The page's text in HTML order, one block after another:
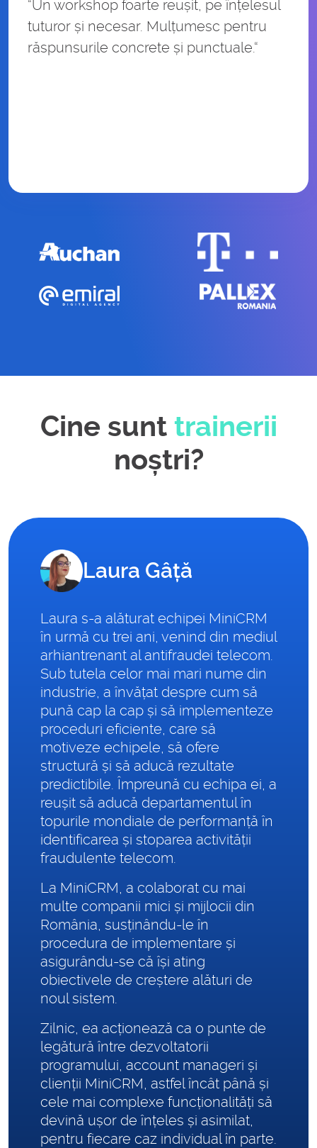
“Un workshop foarte reușit, pe înțelesul
tuturor și necesar. Mulțumesc pentru
răspunsurile concrete și punctuale.“
Cine sunt trainerii
noștri?
Laura Gâță
Laura s-a alăturat echipei MiniCRM
în urmă cu trei ani, venind din mediul
arhiantrenant al antifraudei telecom.
Sub tutela celor mai mari nume din
industrie, a învățat despre cum să
pună cap la cap și să implementeze
proceduri eficiente, care să
motiveze echipele, să ofere
structură și să aducă rezultate
predictibile. Împreună cu echipa ei, a
reușit să aducă departamentul în
topurile mondiale de performanță în
identificarea și stoparea activității
fraudulente telecom.
La MiniCRM, a colaborat cu mai
multe companii mici și mijlocii din
România, susținându-le în
procedura de implementare și
asigurându-se că își ating
obiectivele de creștere alături de
noul sistem.
Zilnic, ea acționează ca o punte de
legătură între dezvoltatorii
programului, account manageri și
clienții MiniCRM, astfel încât până și
cele mai complexe funcționalități să
devină ușor de înțeles și asimilat,
pentru fiecare caz individual în parte.